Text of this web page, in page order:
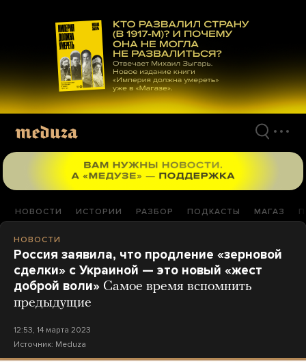
материалам
НОВОСТИ ИСТОРИИ РАЗБОР ПОДКАСТЫ МАГАЗ
НОВОСТИ
Россия заявила, что продление «зерновой
сделки» с Украиной — это новый «жест
доброй воли» Самое время вспомнить
предыдущие
12:53, 14 марта 2023
Источник: Meduza